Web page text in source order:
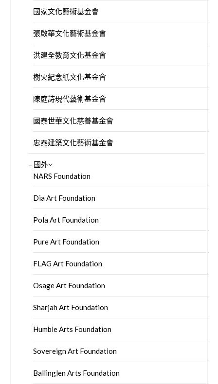
國家文化藝術基金會
張啟華文化藝術基金會
洪建全教育文化基金會
樹火紀念紙文化基金會
陳庭詩現代藝術基金會
國泰世華文化慈善基金會
忠泰建築文化藝術基金會
– 國外
NARS Foundation
Dia Art Foundation
Pola Art Foundation
Pure Art Foundation
FLAG Art Foundation
Osage Art Foundation
Sharjah Art Foundation
Humble Arts Foundation
Sovereign Art Foundation
Ballinglen Arts Foundation